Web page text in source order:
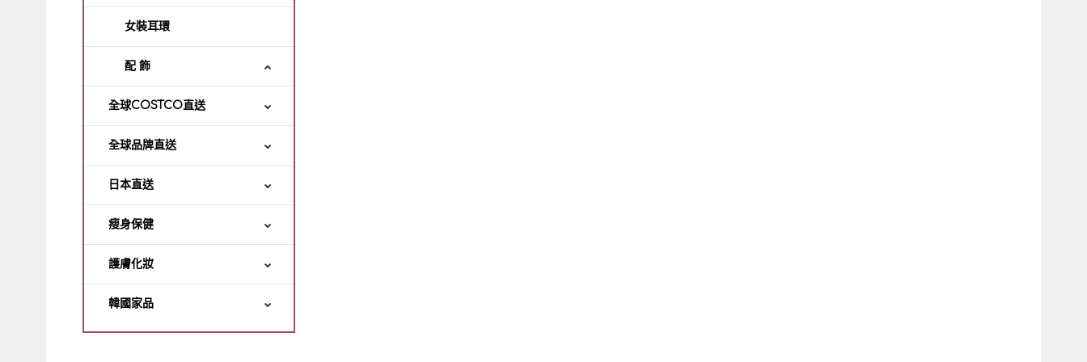
女裝耳環
配 飾
全球COSTCO直送
全球品牌直送
日本直送
瘦身保健
護膚化妝
韓國家品